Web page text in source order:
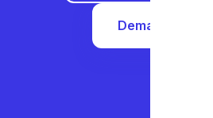
Demander un